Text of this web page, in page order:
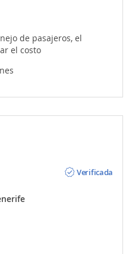
de pasajeros, el
el costo
Verificada